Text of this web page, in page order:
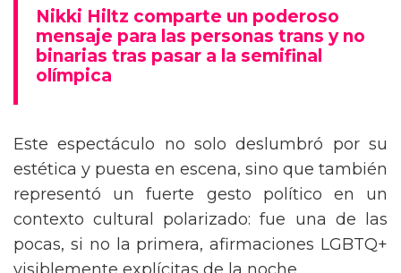
Nikki Hiltz comparte un poderoso
mensaje para las personas trans y no
binarias tras pasar a la semifinal
olímpica
Este espectáculo no solo deslumbró por su
estética y puesta en escena, sino que también
representó un fuerte gesto político en un
contexto cultural polarizado: fue una de las
pocas, si no la primera, afirmaciones LGBTQ+